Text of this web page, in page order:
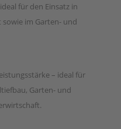
für den Einsatz in
im Garten- und
– ideal für
Garten- und